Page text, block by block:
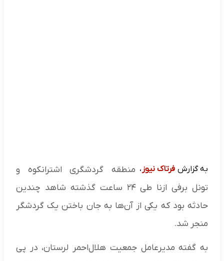
به گزارش فرتاک نیوز ، منطقه گردشگری اشترانکوه و
تونل برفی ازنا طی ۲۴ ساعت گذشته شاهد چندین
حادثه بود که یکی از آن‌ها به جان باختن یک گردشگر
منجر شد.
به گفته مدیرعامل جمعیت هلال‌احمر لرستان، در پی